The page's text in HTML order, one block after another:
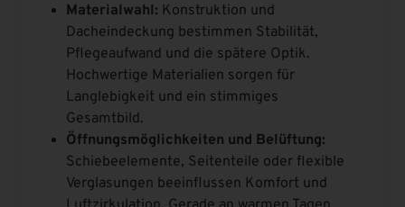
Materialwahl: Konstruktion und
Dacheindeckung bestimmen Stabilität,
Pflegeaufwand und die spätere Optik.
Hochwertige Materialien sorgen für
Langlebigkeit und ein stimmiges
Gesamtbild.
Öffnungsmöglichkeiten und Belüftung:
Schiebeelemente, Seitenteile oder flexible
Verglasungen beeinflussen Komfort und